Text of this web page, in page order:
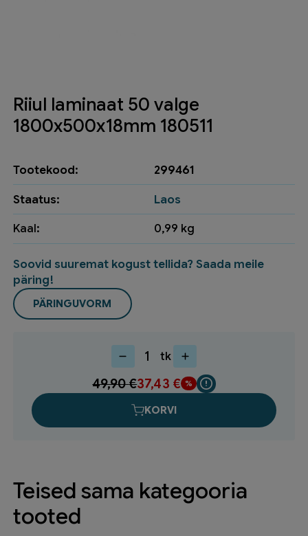
Riiul laminaat 50 valge
1800x500x18mm 180511
Tootekood: 299461
Staatus: Laos
Kaal: 0,99 kg
Soovid suuremat kogust tellida? Saada meile
päring!
PÄRINGUVORM
Riiul
laminaat
50
valge
1800x500x18mm
tk
49,90€37,43 €
KORVI
Teised sama kategooria
tooted